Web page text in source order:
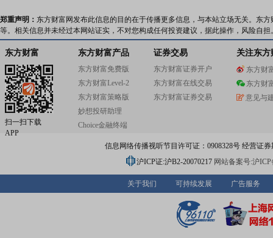
郑重声明： 东方财富网发布此信息的目的在于传播更多信息，与本站立场无关。东
等。相关信息并未经过本网站证实，不对您构成任何投资建议，据此操作，风险自担